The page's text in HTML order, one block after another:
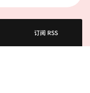
订阅 RSS